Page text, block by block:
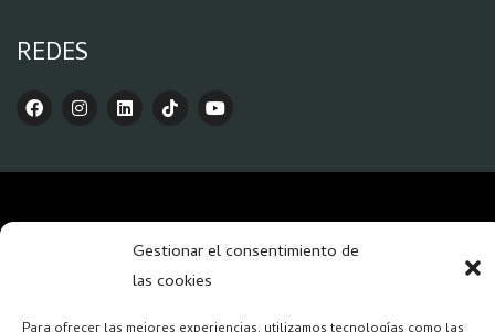
Gestionar el consentimiento de
las cookies
REDES
Copyright 2026 – Forum Salud Mental